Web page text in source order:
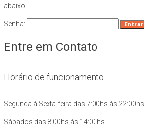
abaixo:
Senha:
Entre em Contato
Horário de funcionamento
Segunda à Sexta-feira das 7:00hs às 22:00hs
Sábados das 8:00hs às 14:00hs